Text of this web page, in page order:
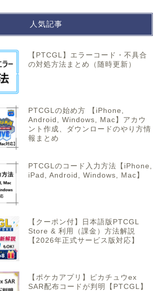
人気記事
【PTCGL】エラーコード・不具合
の対処方法まとめ（随時更新）
PTCGLの始め方 【iPhone,
Android, Windows, Mac】アカウ
ント作成、ダウンロードのやり方情
報まとめ
PTCGLのコード入力方法【iPhone,
iPad, Android, Windows, Mac】
【クーポン付】日本語版PTCGL
Store & 利用（課金）方法解説
【2026年正式サービス版対応】
【ポケカアプリ】ピカチュウex
SAR配布コードが判明【PTCGL】